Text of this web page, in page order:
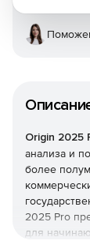
Origin 2025
анализа и
более
2025 Pro
для